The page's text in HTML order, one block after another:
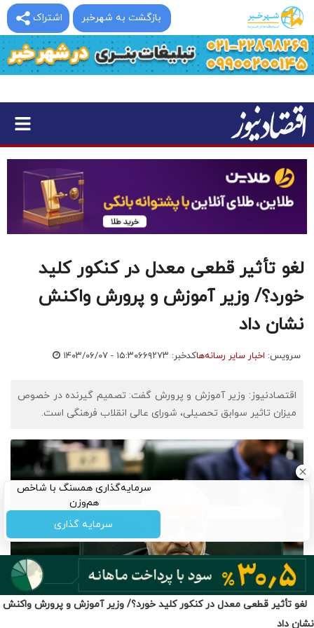
اشتراک بازگشت به شهرخبر
لغو تأثیر قطعی معدل در کنکور کلید خورد؟/ وزیر آموزش و پرورش واکنش
نشان داد